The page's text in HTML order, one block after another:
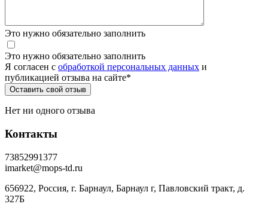
Это нужно обязательно заполнить
Это нужно обязательно заполнить
Я согласен c обработкой персональных данных и
публикацией отзыва на сайте*
Нет ни одного отзыва
Контакты
73852991377
imarket@mops-td.ru
656922, Россия, г. Барнаул, Барнаул г, Павловский тракт, д.
327Б